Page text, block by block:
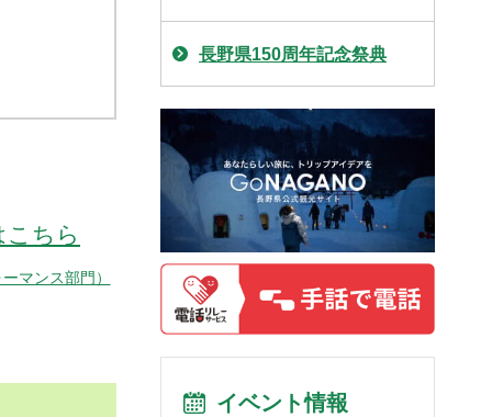
こちら
マンス部門）
長野県150周年記念祭典
イベント情報